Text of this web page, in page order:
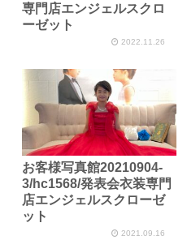
専門店エンジェルスクロ
ーゼット
2022.11.26
お客様写真館20210904-
3/hc1568/発表会衣装専門
店エンジェルスクローゼ
ット
2021.09.16